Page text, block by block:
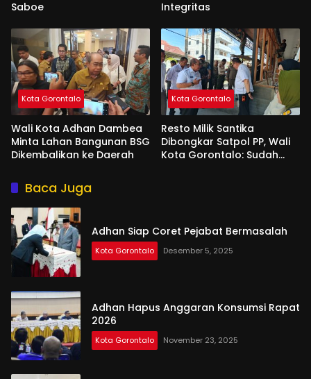
Saboe
Integritas
Kota Gorontalo
Wali Kota Adhan Dambea
Minta Lahan Bangunan BSG
Dikembalikan ke Daerah
Kota Gorontalo
Resto Milik Santika
Dibongkar Satpol PP, Wali
Kota Gorontalo: Sudah
Baca Juga
Adhan Siap Coret Pejabat Bermasalah
Kota Gorontalo Desember 5, 2025
Adhan Hapus Anggaran Konsumsi Rapat
2026
Kota Gorontalo November 23, 2025